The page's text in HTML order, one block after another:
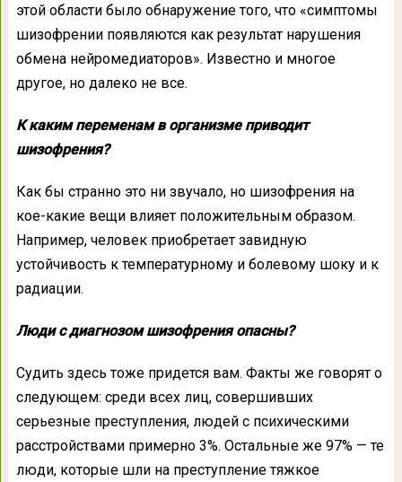
этой области было обнаружение того, что «симптомы
шизофрении появляются как результат нарушения
обмена нейромедиаторов». Известно и многое
другое, но далеко не все.
К каким переменам в организме приводит
шизофрения?
Как бы странно это ни звучало, но шизофрения на
кое-какие вещи влияет положительным образом.
Например, человек приобретает завидную
устойчивость к температурному и болевому шоку и к
радиации.
Люди с диагнозом шизофрения опасны?
Судить здесь тоже придется вам. Факты же говорят о
следующем: среди всех лиц, совершивших
серьезные преступления, людей с психическими
расстройствами примерно 3%. Остальные же 97% — те
люди, которые шли на преступление тяжкое